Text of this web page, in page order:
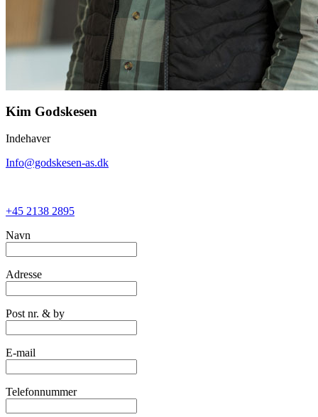
Kim Godskesen
Indehaver
Info@godskesen-as.dk
+45 2138 2895
Navn
Adresse
Post nr. & by
E-mail
Telefonnummer